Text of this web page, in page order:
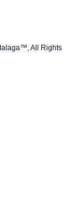
All Rights